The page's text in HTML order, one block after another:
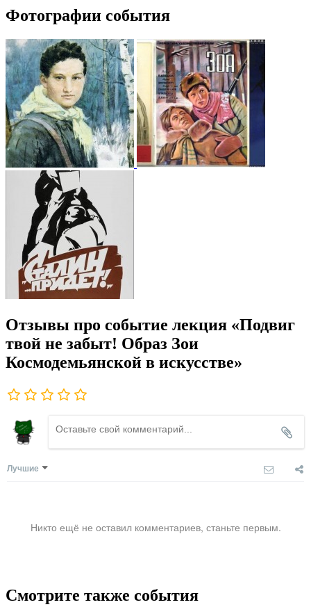
Фотографии события
Отзывы про событие лекция «Подвиг
твой не забыт! Образ Зои
Космодемьянской в искусстве»
Лучшие
Никто ещё не оставил комментариев, станьте первым.
Смотрите также события